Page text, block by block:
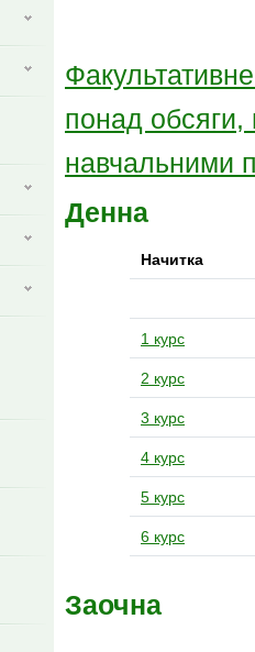
понад обсяги,
навчальними
Денна
Начитка
1 курс
2 курс
3 курс
4 курс
5 курс
6 курс
Заочна